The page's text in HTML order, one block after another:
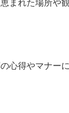
心得やマナー